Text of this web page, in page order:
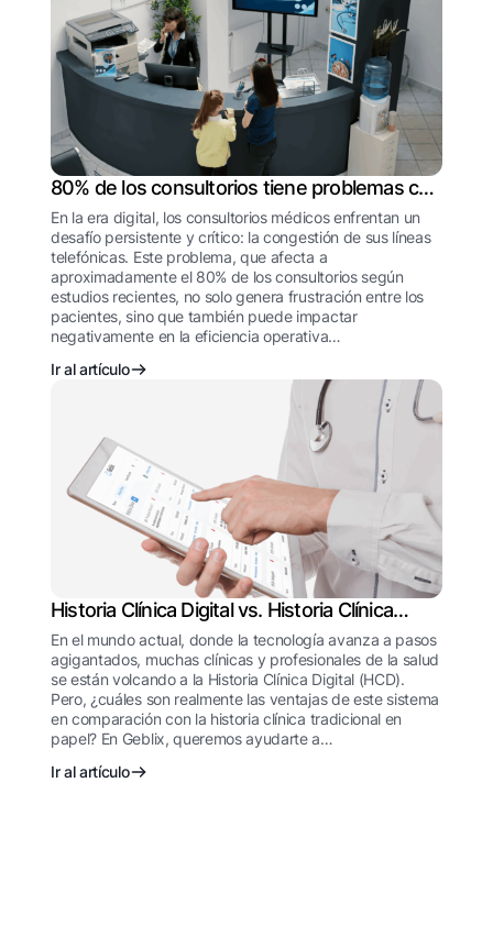
80% de los consultorios tiene problemas con
la congestión de la linea telefónica
En la era digital, los consultorios médicos enfrentan un
desafío persistente y crítico: la congestión de sus líneas
telefónicas. Este problema, que afecta a
aproximadamente el 80% de los consultorios según
estudios recientes, no solo genera frustración entre los
pacientes, sino que también puede impactar
negativamente en la eficiencia operativa…
Ir al artículo
Historia Clínica Digital vs. Historia Clínica
Tradicional
En el mundo actual, donde la tecnología avanza a pasos
agigantados, muchas clínicas y profesionales de la salud
se están volcando a la Historia Clínica Digital (HCD).
Pero, ¿cuáles son realmente las ventajas de este sistema
en comparación con la historia clínica tradicional en
papel? En Geblix, queremos ayudarte a…
Ir al artículo